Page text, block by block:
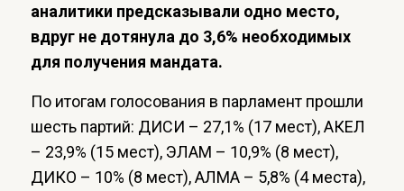
аналитики предсказывали одно место,
вдруг не дотянула до 3,6% необходимых
для получения мандата.
По итогам голосования в парламент прошли
шесть партий: ДИСИ – 27,1% (17 мест), АКЕЛ
– 23,9% (15 мест), ЭЛАМ – 10,9% (8 мест),
ДИКО – 10% (8 мест), АЛМА – 5,8% (4 места),